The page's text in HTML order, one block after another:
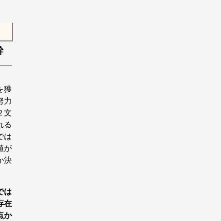
獲
力
文
る
は
が
決
は
在
か